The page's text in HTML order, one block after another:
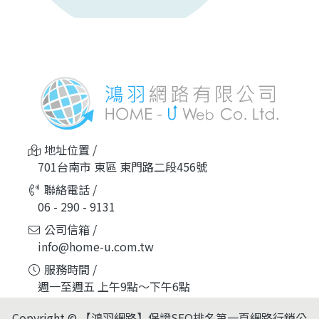
地址位置 /
701台南市 東區 東門路二段456號
聯絡電話 /
06 - 290 - 9131
公司信箱 /
info@home-u.com.tw
服務時間 /
週一至週五 上午9點～下午6點